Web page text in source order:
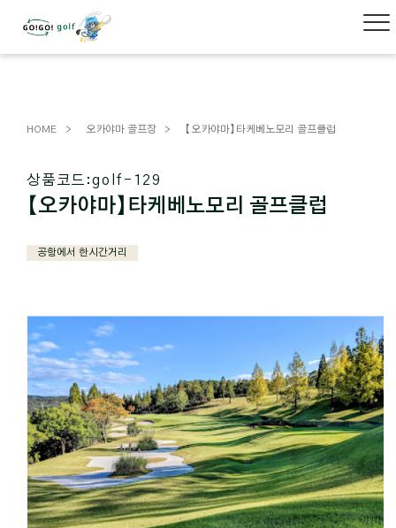
HOME 오카야마 골프장 【오카야마】타케베노모리 골프클럽
상품코드:golf-129
【오카야마】타케베노모리 골프클럽
공항에서 한시간거리